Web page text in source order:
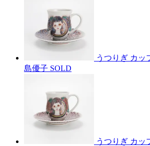
うつりぎ カッ
島優子 SOLD
うつりぎ カッ